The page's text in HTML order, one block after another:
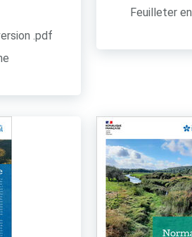
.pdf
Feuilleter